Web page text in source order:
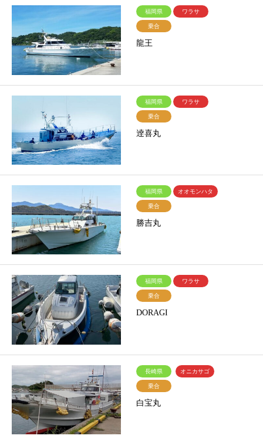
福岡県 ワラサ
乗合
龍王
福岡県 ワラサ
乗合
逹喜丸
福岡県 オオモンハタ
乗合
勝吉丸
福岡県 ワラサ
乗合
DORAGI
長崎県 オニカサゴ
乗合
白宝丸